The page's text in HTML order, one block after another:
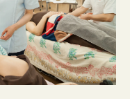
個人情報保護方針
附属臨床施設